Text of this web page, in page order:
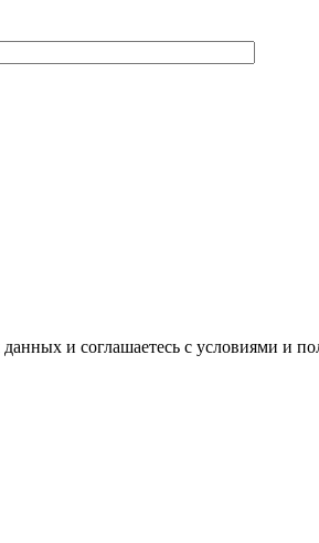
и соглашаетесь с условиями и